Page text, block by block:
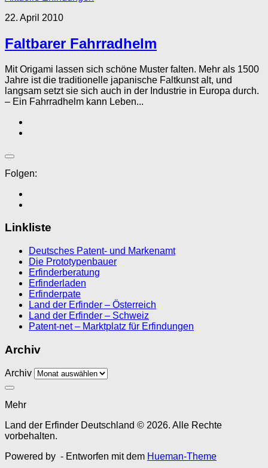
22. April 2010
Faltbarer Fahrradhelm
Mit Origami lassen sich schöne Muster falten. Mehr als 1500
Jahre ist die traditionelle japanische Faltkunst alt, und
langsam setzt sie sich auch in der Industrie in Europa durch.
– Ein Fahrradhelm kann Leben...
Folgen:
Linkliste
Deutsches Patent- und Markenamt
Die Prototypenbauer
Erfinderberatung
Erfinderladen
Erfinderpate
Land der Erfinder – Österreich
Land der Erfinder – Schweiz
Patent-net – Marktplatz für Erfindungen
Archiv
Archiv
Mehr
Land der Erfinder Deutschland © 2026. Alle Rechte
vorbehalten.
Powered by - Entworfen mit dem Hueman-Theme